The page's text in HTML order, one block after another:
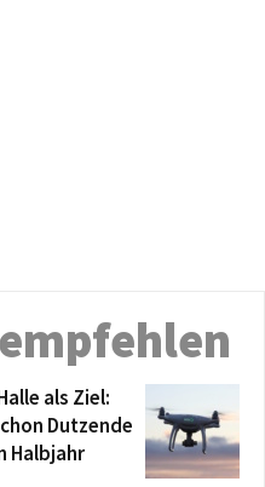
als Ziel:
Dutzende
Halbjahr